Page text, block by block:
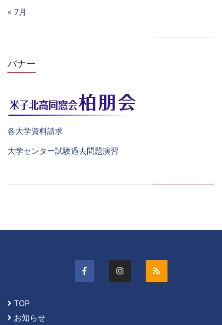
« 7月
バナー
各大学資料請求
大学センター試験過去問題演習
TOP
お知らせ